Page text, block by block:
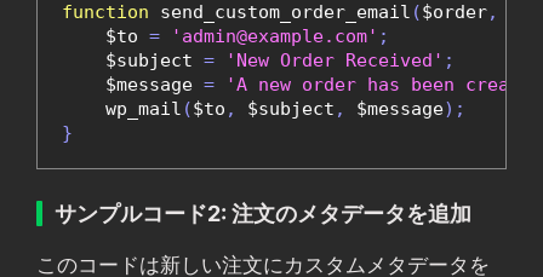
function send_custom_order_email ($order,
    $to
= 'admin@example.com' ;
    $subject
= 'New Order Received' ;
    $message
=
'A new order has been
    wp_mail
($to , $subject , $message);
}
サンプルコード2: 注文のメタデータを追加
このコードは新しい注文にカスタムメタデータを